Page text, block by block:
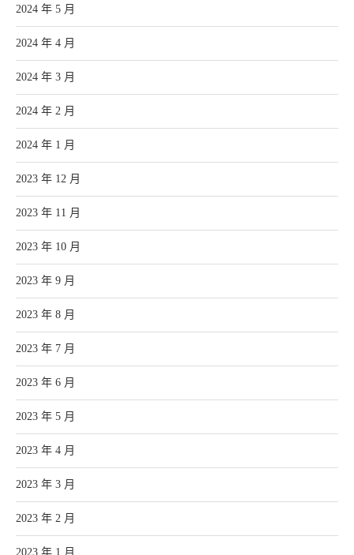
2024 年 5 月
2024 年 4 月
2024 年 3 月
2024 年 2 月
2024 年 1 月
2023 年 12 月
2023 年 11 月
2023 年 10 月
2023 年 9 月
2023 年 8 月
2023 年 7 月
2023 年 6 月
2023 年 5 月
2023 年 4 月
2023 年 3 月
2023 年 2 月
2023 年 1 月